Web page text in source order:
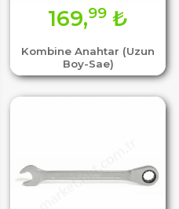
Kombine Anahtar (Uzun
Boy-Sae)
169,99 ₺